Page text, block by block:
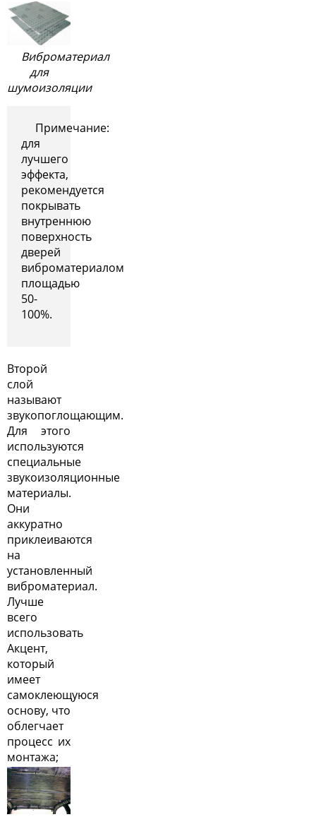
Виброматериал
для
шумоизоляции
Примечание:
для
лучшего
эффекта,
рекомендуется
покрывать
внутреннюю
поверхность
дверей
виброматериалом
площадью
50-
100%.
Второй
слой
называют
звукопоглощающим.
Для этого
используются
специальные
звукоизоляционные
материалы.
Они
аккуратно
приклеиваются
на
установленный
виброматериал.
Лучше
всего
использовать
Акцент,
который
имеет
самоклеющуюся
основу, что
облегчает
процесс их
монтажа;